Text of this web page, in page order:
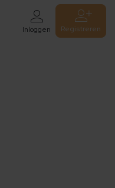
Inloggen Registreren